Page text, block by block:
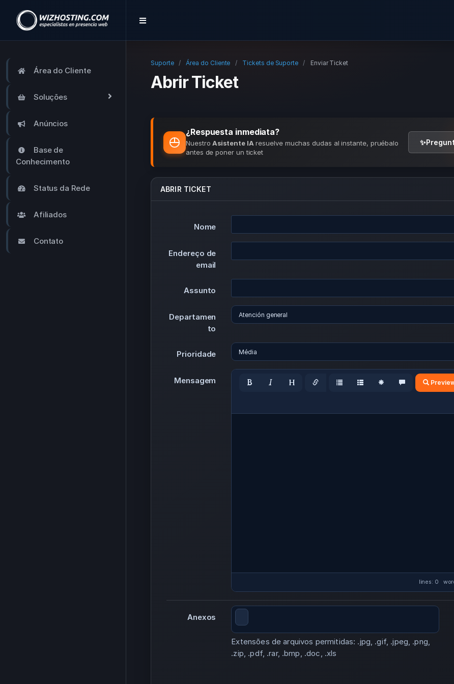
Área do Cliente
Soluções
Anúncios
Base de
Conhecimento
Status da Rede
Afiliados
Contato
Suporte Área do Cliente Tickets de Suporte Enviar Ticket
Abrir Ticket
¿Respuesta inmediata?
NuestroAsistente IA resuelve muchas dudas al instante, pruébalo
antes de poner un ticket
✨
ABRIR TICKET
Nome
Endereço de
email
Assunto
Departamen
to
Prioridade
Mensagem
lines: 0
Anexos
Extensões de arquivos permitidas: .jpg, .gif, .jpeg, .png,
.zip, .pdf, .rar, .bmp, .doc, .xls